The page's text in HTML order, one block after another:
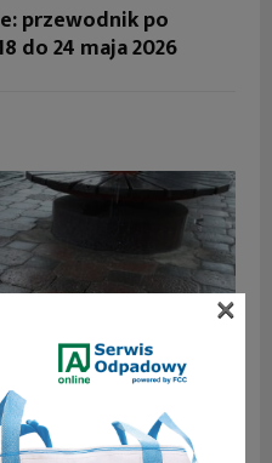
przewodnik po
do 24 maja 2026
×